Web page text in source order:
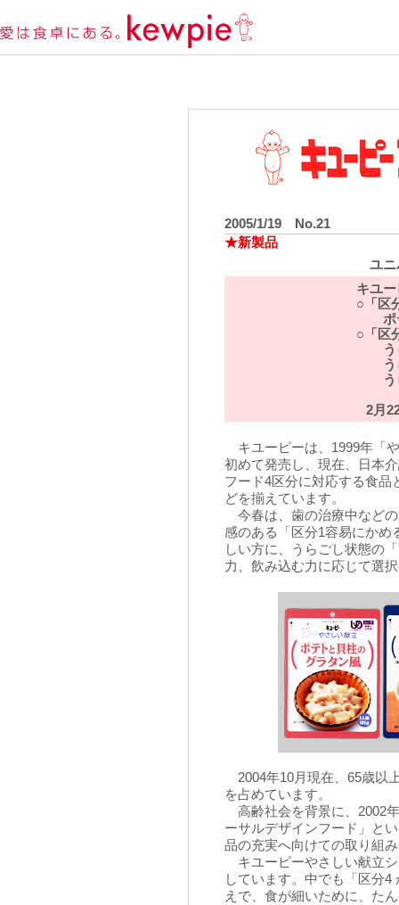
2005/1/19 No.21
★新製品
ユ
キユ
○「区
ポテ
○「区
う
う
う
2月
キユーピーは、1999年「
初めて発売し、現在、日本
フード4区分に対応する食品
どを揃えています。
今春は、歯の治療中など
感のある「区分1容易にかめ
しい方に、うらごし状態の
力、飲み込む力に応じて選
2004年10月現在、65歳以
を占めています。
高齢社会を背景に、2002
ーサルデザインフード」と
品の充実へ向けての取り組
キユーピーやさしい献立
しています。中でも「区分
えで、食が細いために、た